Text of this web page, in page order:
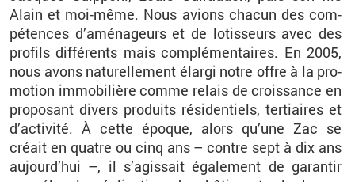
Alain et moi-même. Nous avions cha­cun des com­
pé­tences d’amé­na­geurs et de lo­tis­seurs avec des
pro­fils dif­fé­rents mais com­plé­men­taires. En 2005,
nous avons na­tu­rel­le­ment élargi notre offre à la pro­
mo­tion im­mo­bi­lière comme re­lais de crois­sance en
pro­po­sant di­vers pro­duits ré­si­den­tiels, ter­tiaires et
d’ac­ti­vité. À cette époque, alors qu’une Zac se
créait en quatre ou cinq ans – contre sept à dix ans
au­jour­d’hui –, il s’agis­sait éga­le­ment de ga­ran­tir